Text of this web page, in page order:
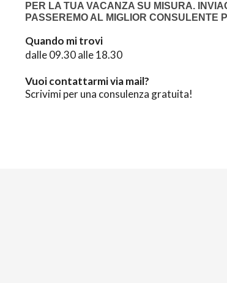
PER LA TUA VACANZA SU MISURA.
PASSEREMO AL MIGLIOR CONSULENTE
Quando mi trovi
dalle 09.30 alle 18.30
Vuoi contattarmi via mail?
Scrivimi per una consulenza gratuita!